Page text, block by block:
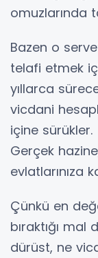
omuzlarında
Bazen o
telafi etmek
yıllarca
vicdani
içine sürükler.
Gerçek
evlatlarınıza
Çünkü en
bıraktığı mal
dürüst, ne